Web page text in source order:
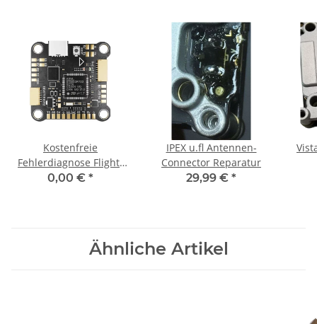
Kostenfreie
Fehlerdiagnose Flight-
Controller
0,00 € *
IPEX u.fl Antennen-
Connector Reparatur
29,99 € *
Ähnliche Artikel